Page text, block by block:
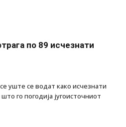
по 89 исчезнати
уште се водат како исчезнати
го погодија југоисточниот